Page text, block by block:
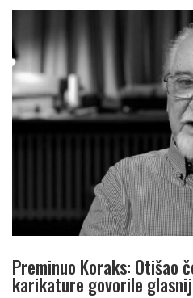
Preminuo Koraks: Otišao
karikature govorile